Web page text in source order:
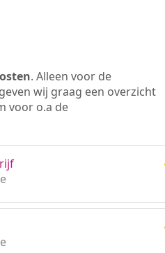
. Alleen voor de
wij graag een overzicht
voor o.a de